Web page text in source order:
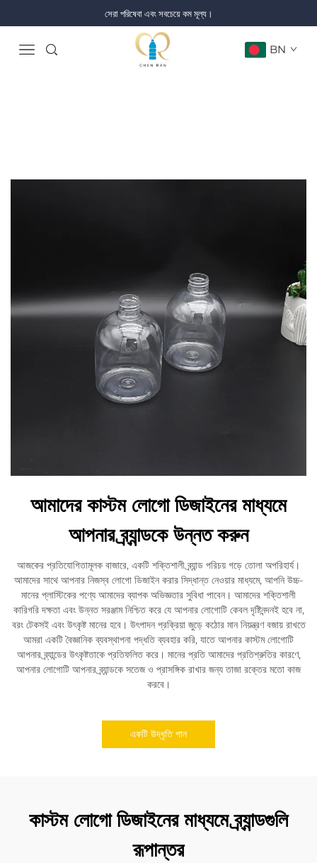
সেরা পরিষেবা এবং সবচেয়ে কম মূল্য।
BN
আমাদের কাস্টম লোগো ডিজাইনের মাধ্যমে
আপনার ব্র্যান্ডকে উন্নত করুন
আজকের প্রতিযোগিতামূলক বাজারে, একটি শক্তিশালী ব্র্যান্ড পরিচয় গড়ে তোলা অপরিহার্য।
আমাদের সাথে আপনার নিজস্ব লোগো ডিজাইন করার সিদ্ধান্ত নেওয়ার মাধ্যমে, আপনি উচ্চ-
মানের প্লাস্টিকের পণ্যে আমাদের ব্যাপক অভিজ্ঞতার সুবিধা পাবেন। আমাদের শক্তিশালী
কারিগরি দক্ষতা এবং উন্নত সরঞ্জাম নিশ্চিত করে যে আপনার লোগোটি কেবল দৃষ্টিনন্দনই হবে না,
বরং টেকসই এবং উৎকৃষ্ট মানের হবে। উৎপাদন প্রক্রিয়া জুড়ে কঠোর মান নিয়ন্ত্রণ বজায় রাখতে
আমরা একটি বৈজ্ঞানিক ব্যবস্থাপনা পদ্ধতি ব্যবহার করি, যাতে আপনার কাস্টম লোগোটি
আপনার ব্র্যান্ডের উৎকৃষ্টতাকে প্রতিফলিত করে। মানের প্রতি আমাদের প্রতিশ্রুতির কারণে,
আপনার লোগোটি আপনার ব্র্যান্ডকে সতেজ ও প্রাসঙ্গিক রাখার জন্য তাজা রক্তের মতো কাজ
করবে।
একটি উদ্ধৃতি পান
কাস্টম লোগো ডিজাইনের মাধ্যমে ব্র্যান্ডগুলি
রূপান্তর